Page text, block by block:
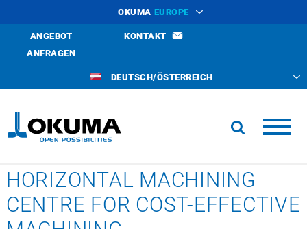
OKUMA EUROPE
ANGEBOT
ANFRAGEN
KONTAKT
DEUTSCH/ÖSTERREICH
HORIZONTAL MACHINING
CENTRE FOR COST-EFFECTIVE